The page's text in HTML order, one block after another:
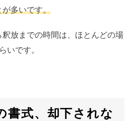
が多いです。
放までの時間は、ほとんどの場
いです。
書式、却下されな